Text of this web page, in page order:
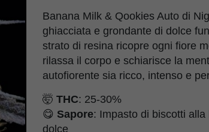
Banana Milk & Qookies Auto di
ghiacciata e grondante di dolce
strato di resina ricopre ogni fiore
rilassa il corpo e schiarisce la
autofiorente sia ricco, intenso e
🤯 THC: 25-30%
😋 Sapore: Impasto di biscotti
dolce